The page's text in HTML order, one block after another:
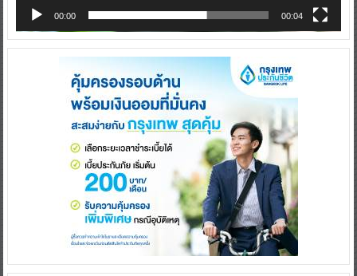
00:00 00:04